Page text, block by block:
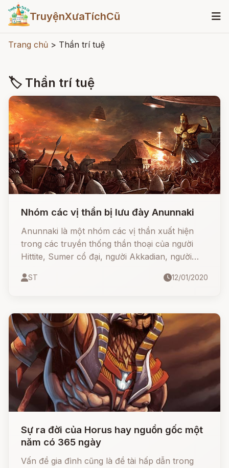
TruyệnXưaTíchCũ
Trang chủ > Thần trí tuệ
🏷 Thần trí tuệ
Nhóm các vị thần bị lưu đày Anunnaki
Anunnaki là một nhóm các vị thần xuất hiện
trong các truyền thống thần thoại của người
Hittite, Sumer cổ đại, người Akkadian, người
hơn đày khỏi thiên đàng và phải sống dưới sự
ST 12/01/2020
Sự ra đời của Horus hay nguồn gốc một
năm có 365 ngày
Vấn đề gia đình cũng là đề tài hấp dẫn trong